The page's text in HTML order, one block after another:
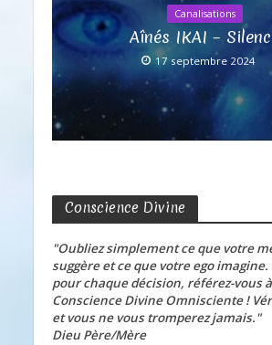
Canalisations
Aînés IKAI –
17 septembre 2024
Conscience Divine
"Oubliez simplement ce que votre
suggère et ce que votre ego
pour chaque décision, référez-vous
Conscience Divine Omnisciente !
et vous ne vous tromperez jamais."
Dieu Père/Mère